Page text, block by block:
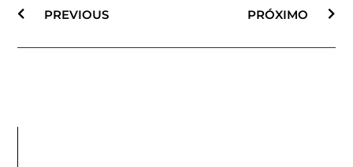
PREVIOUS PRÓXIMO